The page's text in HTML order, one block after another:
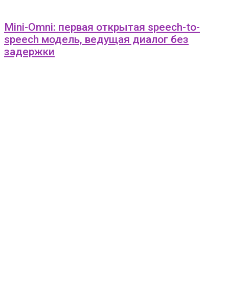
Mini-Omni: первая открытая speech-to-
speech модель, ведущая диалог без
задержки